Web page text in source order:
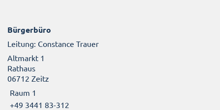
Bürgerbüro
Leitung: Constance Trauer
Altmarkt 1
Rathaus
06712 Zeitz
Raum 1
+49 3441 83-312